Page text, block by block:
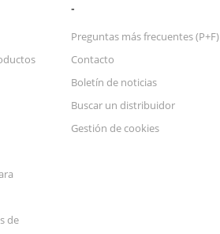
de
Preguntas más frecuentes (P+F)
Contacto
Boletín de noticias
Buscar un distribuidor
Gestión de cookies